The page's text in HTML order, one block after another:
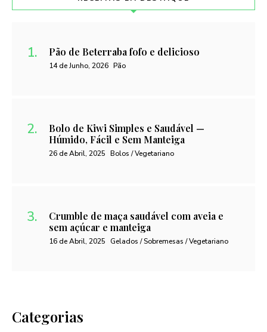
Pão de Beterraba fofo e delicioso
14 de Junho, 2026 Pão
Bolo de Kiwi Simples e Saudável —
Húmido, Fácil e Sem Manteiga
26 de Abril, 2025 Bolos / Vegetariano
Crumble de maça saudável com aveia e
sem açúcar e manteiga
16 de Abril, 2025 Gelados / Sobremesas / Vegetariano
Categorias